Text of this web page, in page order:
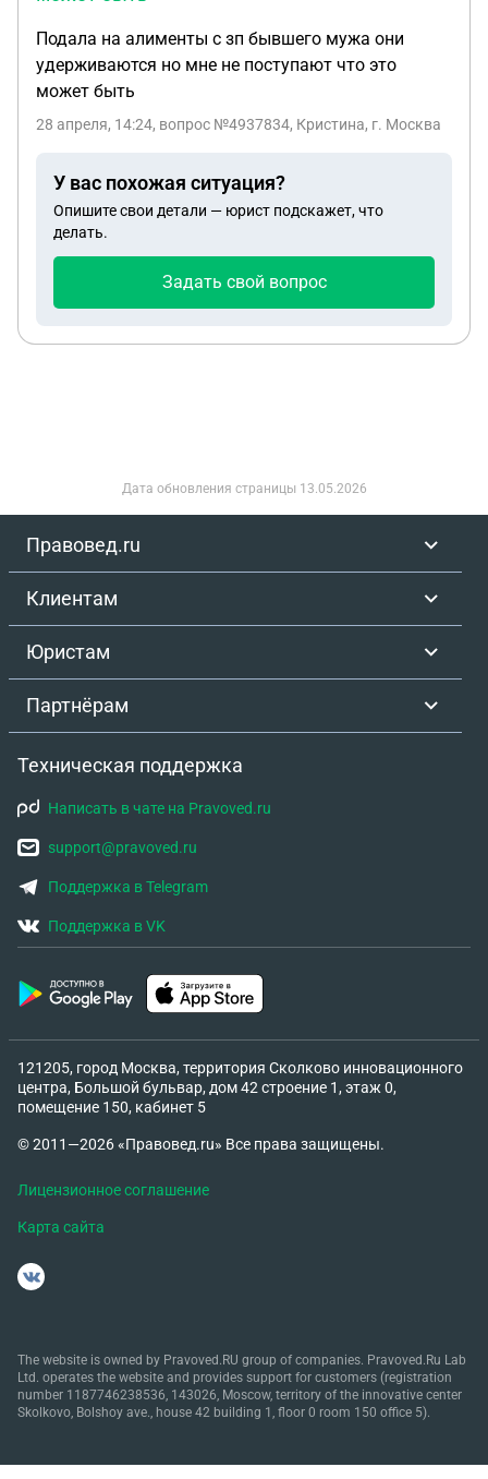
Подала на алименты с зп бывшего мужа они
удерживаются но мне не поступают что это
может быть
28 апреля, 14:24, вопрос №4937834, Кристина, г. Москва
У вас похожая ситуация?
Опишите свои детали — юрист подскажет, что
делать.
Задать свой вопрос
Дата обновления страницы 13.05.2026
Правовед.ru
Клиентам
Юристам
Партнёрам
Техническая поддержка
Написать в чате на Pravoved.ru
support@pravoved.ru
Поддержка в Telegram
Поддержка в VK
121205, город Москва, территория Сколково инновационного
центра, Большой бульвар, дом 42 строение 1, этаж 0,
помещение 150, кабинет 5
© 2011—2026 «Правовед.ru» Все права защищены.
Лицензионное соглашение
Карта сайта
The website is owned by Pravoved.RU group of companies. Pravoved.Ru Lab
Ltd. operates the website and provides support for customers (registration
number 1187746238536, 143026, Moscow, territory of the innovative center
Skolkovo, Bolshoy ave., house 42 building 1, floor 0 room 150 office 5).